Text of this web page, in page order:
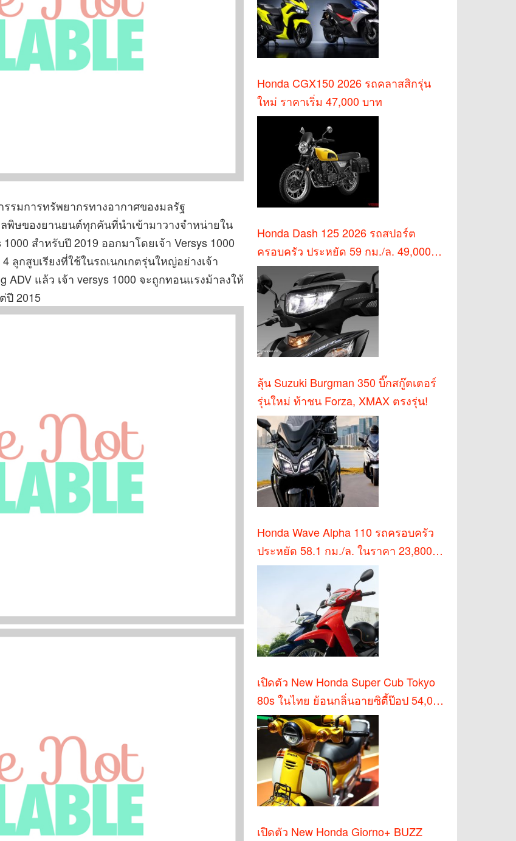
รมการทรัพยากรทางอากาศของมลรัฐ
ษของยานยนต์ทุกคันที่นำเข้ามาวางจำหน่ายใน
สำหรับปี 2019 ออกมาโดยเจ้า Versys 1000
ลูกสูบเรียงที่ใช้ในรถเนกเกตรุ่นใหญ่อย่างเจ้า
ADV แล้ว เจ้า versys 1000 จะถูกทอนแรงม้าลงให้
ปี 2015
Honda CGX150 2026 รถคลาสสิกรุ่น
ใหม่ ราคาเริ่ม 47,000 บาท
Honda Dash 125 2026 รถสปอร์ต
ครอบครัว ประหยัด 59 กม./ล. 49,000
บาท
ลุ้น Suzuki Burgman 350 บิ๊กสกู๊ตเตอร์
รุ่นใหม่ ท้าชน Forza, XMAX ตรงรุ่น!
Honda Wave Alpha 110 รถครอบครัว
ประหยัด 58.1 กม./ล. ในราคา 23,800
บาท
เปิดตัว New Honda Super Cub Tokyo
80s ในไทย ย้อนกลิ่นอายซิตี้ป๊อป 54,000
บาท
เปิดตัว New Honda Giorno+ BUZZ